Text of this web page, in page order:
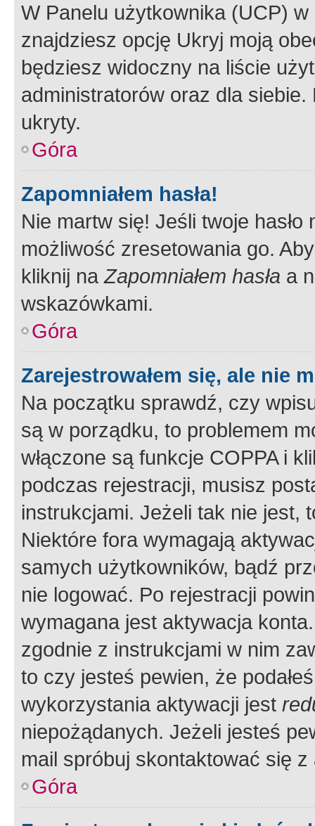
W Panelu użytkownika (UCP) w
znajdziesz opcję Ukryj moją
będziesz widoczny na liście
administratorów oraz dla
ukryty.
Góra
Zapomniałem hasła!
Nie martw się! Jeśli twoje
możliwość zresetowania go.
kliknij naZapomniałem hasła a
wskazówkami.
Góra
Zarejestrowałem się, ale nie
Na początku sprawdź, czy
są w porządku, to problemem
włączone są funkcje COPPA i
podczas rejestracji, musisz
instrukcjami. Jeżeli tak nie jest,
Niektóre fora wymagają
samych użytkowników, bądź
nie logować. Po rejestracji
wymagana jest aktywacja
zgodnie z instrukcjami w nim
to czy jesteś pewien, że
wykorzystania aktywacji jest
niepożądanych. Jeżeli jesteś
mail spróbuj skontaktować się
Góra